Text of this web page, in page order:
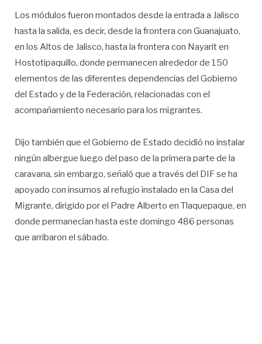
Los módulos fueron montados desde la entrada a Jalisco
hasta la salida, es decir, desde la frontera con Guanajuato,
en los Altos de Jalisco, hasta la frontera con Nayarit en
Hostotipaquillo, donde permanecen alrededor de 150
elementos de las diferentes dependencias del Gobierno
del Estado y de la Federación, relacionadas con el
acompañamiento necesario para los migrantes.
Dijo también que el Gobierno de Estado decidió no instalar
ningún albergue luego del paso de la primera parte de la
caravana, sin embargo, señaló que a través del DIF se ha
apoyado con insumos al refugio instalado en la Casa del
Migrante, dirigido por el Padre Alberto en Tlaquepaque, en
donde permanecían hasta este domingo 486 personas
que arribaron el sábado.